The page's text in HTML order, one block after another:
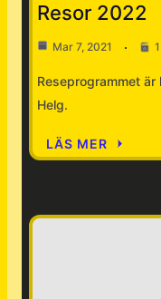
Resor 2022
Mar 7, 2021
Reseprogrammet
Helg.
LÄS MER